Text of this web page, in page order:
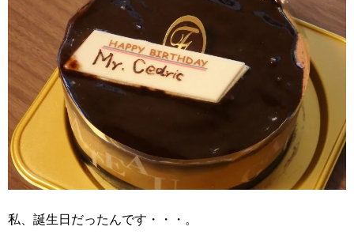
私、誕生日だったんです・・・。